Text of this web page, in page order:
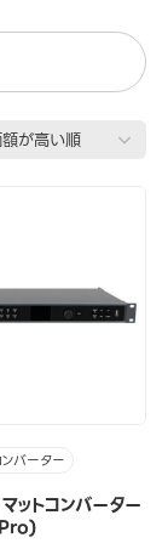
ンバーター
ットコンバーター